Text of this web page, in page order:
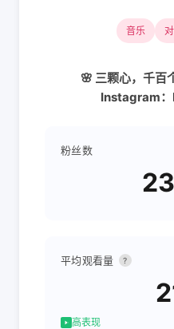
音乐
🌸 三颗心，千百
Instagram
粉丝数
平均观看量 ?
高表现